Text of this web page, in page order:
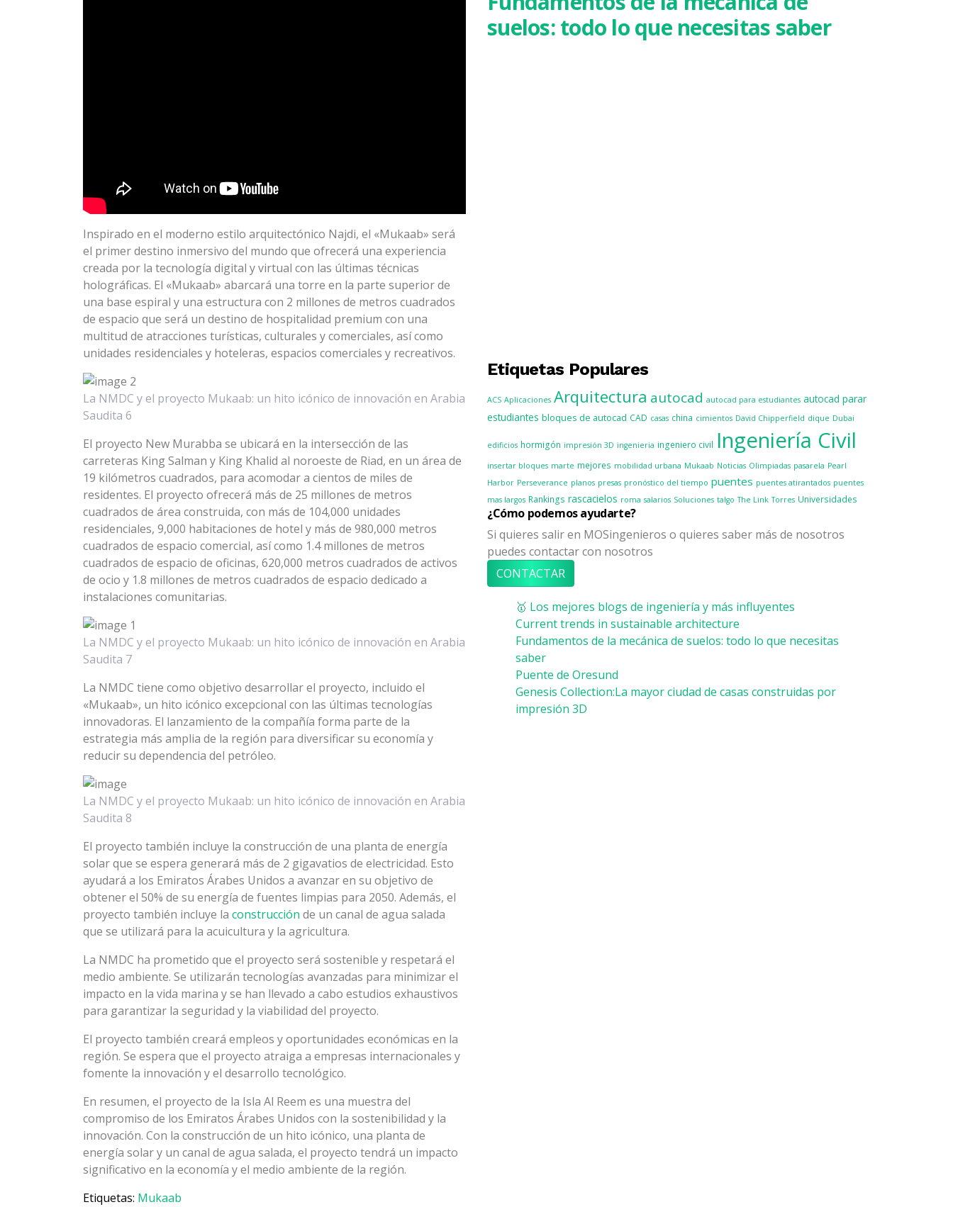
Inspirado en el moderno estilo arquitectónico Najdi, el «Mukaab» será
el primer destino inmersivo del mundo que ofrecerá una experiencia
creada por la tecnología digital y virtual con las últimas técnicas
holográficas. El «Mukaab» abarcará una torre en la parte superior de
una base espiral y una estructura con 2 millones de metros cuadrados
de espacio que será un destino de hospitalidad premium con una
multitud de atracciones turísticas, culturales y comerciales, así como
unidades residenciales y hoteleras, espacios comerciales y recreativos.
La NMDC y el proyecto Mukaab: un hito icónico de innovación en Arabia
Saudita 6
El proyecto New Murabba se ubicará en la intersección de las
carreteras King Salman y King Khalid al noroeste de Riad, en un área de
19 kilómetros cuadrados, para acomodar a cientos de miles de
residentes. El proyecto ofrecerá más de 25 millones de metros
cuadrados de área construida, con más de 104,000 unidades
residenciales, 9,000 habitaciones de hotel y más de 980,000 metros
cuadrados de espacio comercial, así como 1.4 millones de metros
cuadrados de espacio de oficinas, 620,000 metros cuadrados de activos
de ocio y 1.8 millones de metros cuadrados de espacio dedicado a
instalaciones comunitarias.
La NMDC y el proyecto Mukaab: un hito icónico de innovación en Arabia
Saudita 7
La NMDC tiene como objetivo desarrollar el proyecto, incluido el
«Mukaab», un hito icónico excepcional con las últimas tecnologías
innovadoras. El lanzamiento de la compañía forma parte de la
estrategia más amplia de la región para diversificar su economía y
reducir su dependencia del petróleo.
La NMDC y el proyecto Mukaab: un hito icónico de innovación en Arabia
Saudita 8
El proyecto también incluye la construcción de una planta de energía
solar que se espera generará más de 2 gigavatios de electricidad. Esto
ayudará a los Emiratos Árabes Unidos a avanzar en su objetivo de
obtener el 50% de su energía de fuentes limpias para 2050. Además, el
proyecto también incluye la construcción de un canal de agua salada
que se utilizará para la acuicultura y la agricultura.
La NMDC ha prometido que el proyecto será sostenible y respetará el
medio ambiente. Se utilizarán tecnologías avanzadas para minimizar el
impacto en la vida marina y se han llevado a cabo estudios exhaustivos
para garantizar la seguridad y la viabilidad del proyecto.
El proyecto también creará empleos y oportunidades económicas en la
región. Se espera que el proyecto atraiga a empresas internacionales y
fomente la innovación y el desarrollo tecnológico.
En resumen, el proyecto de la Isla Al Reem es una muestra del
compromiso de los Emiratos Árabes Unidos con la sostenibilidad y la
innovación. Con la construcción de un hito icónico, una planta de
energía solar y un canal de agua salada, el proyecto tendrá un impacto
significativo en la economía y el medio ambiente de la región.
Etiquetas: Mukaab
suelos: todo lo que necesitas saber
Etiquetas Populares
ACS Aplicaciones Arquitectura autocad autocad para estudiantes autocad parar
estudiantes bloques de autocad CAD casas china cimientos David Chipperfield dique Dubai
edificios hormigón impresión 3D ingenieria ingeniero civil Ingeniería Civil
insertar bloques marte mejores mobilidad urbana Mukaab Noticias Olimpiadas pasarela Pearl
Harbor Perseverance planos presas pronóstico del tiempo puentes puentes atirantados puentes
mas largos Rankings rascacielos roma salarios Soluciones talgo The Link Torres Universidades
¿Cómo podemos ayudarte?
Si quieres salir en MOSingenieros o quieres saber más de nosotros
puedes contactar con nosotros
CONTACTAR
🥇 Los mejores blogs de ingeniería y más influyentes
Current trends in sustainable architecture
Fundamentos de la mecánica de suelos: todo lo que necesitas
saber
Puente de Oresund
Genesis Collection:La mayor ciudad de casas construidas por
impresión 3D